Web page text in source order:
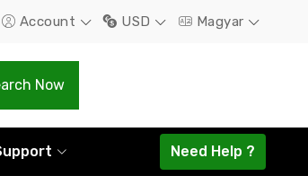
Account USD Magyar
Now
.Net
Need Help ?